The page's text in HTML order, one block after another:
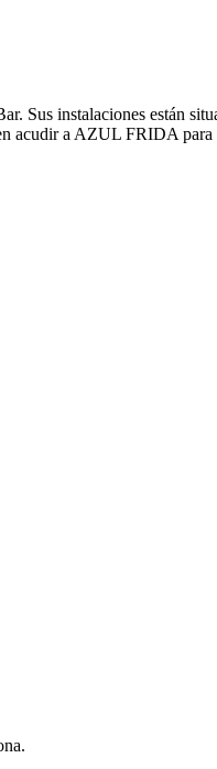
Sus instalaciones están
acudir a AZUL FRIDA